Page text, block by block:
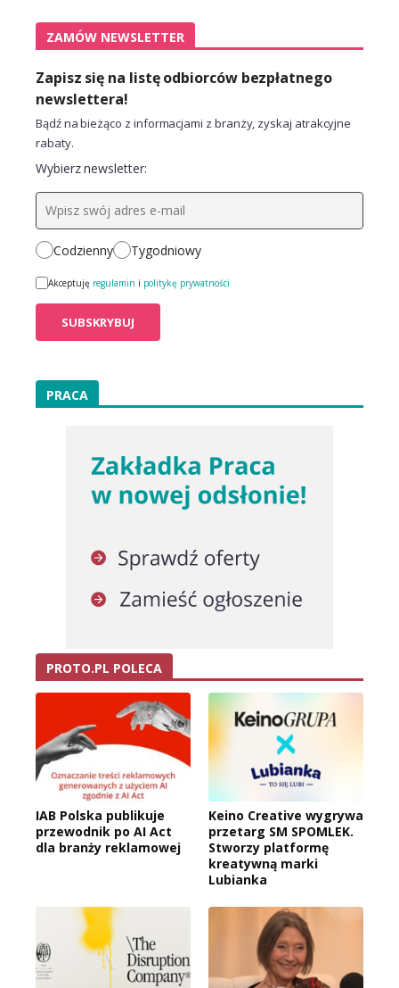
ZAMÓW NEWSLETTER
Zapisz się na listę odbiorców bezpłatnego
newslettera!
Bądź na bieżąco z informacjami z branży, zyskaj atrakcyjne
rabaty.
Wybierz newsletter:
Codzienny Tygodniowy
Akceptuję regulamin i politykę prywatności
PRACA
PROTO.PL POLECA
IAB Polska publikuje
przewodnik po AI Act
dla branży reklamowej
Keino Creative wygrywa
przetarg SM SPOMLEK.
Stworzy platformę
kreatywną marki
Lubianka